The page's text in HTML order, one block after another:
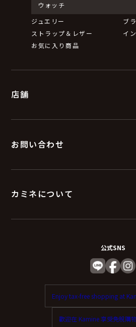
ウォッチ
ジュエリー
ブ
ストラップ＆レザー
イ
お気に入り商品
店舗
お問い合わせ
カミネについて
公式SNS
Enjoy tax-free shopping at
歡迎在 Kamine 享受免稅購